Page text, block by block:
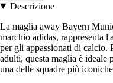
Descrizione
La maglia away Bayern
marchio adidas, rappresenta
per gli appassionati di calcio.
adulti, questa maglia è ideale
una delle squadre più